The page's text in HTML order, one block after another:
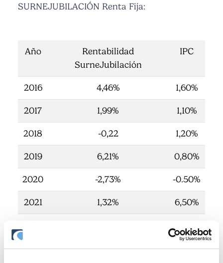
SURNEJUBILACIÓN Renta Fija:
Año
Rentabilidad
SurneJubilación
IPC
2016 4,46% 1,60%
2017 1,99% 1,10%
2018 -0,22 1,20%
2019 6,21% 0,80%
2020 -2,73% -0.50%
2021 1,32% 6,50%
2023 3,82% 3,10%